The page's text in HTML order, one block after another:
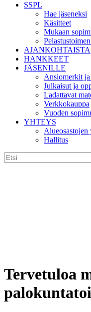
SSPL
Hae jäseneksi
Käsitteet
Mukaan
AJANKOHTAISTA
HANKKEET
JÄSENILLE
Ansiomerkit
Julkaisut ja
Ladattavat
Verkkokauppa
Vuoden
YHTEYS
Alueosastojen
Hallitus
Tervetuloa